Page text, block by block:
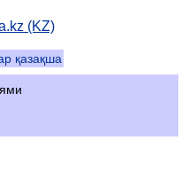
(KZ)
қазақша